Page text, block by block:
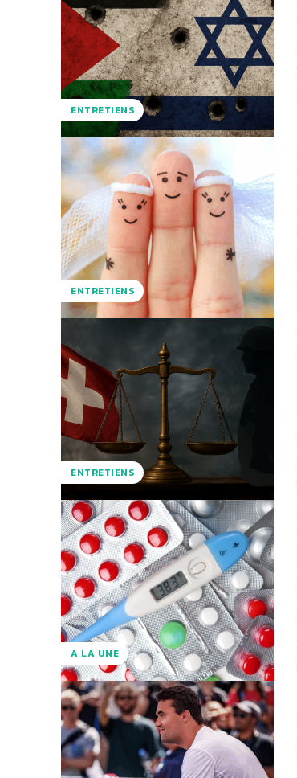
ENTRETIENS
ENTRETIENS
ENTRETIENS
A LA UNE